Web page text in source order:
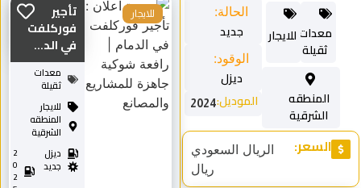
الحالة:
جديد
الوقود:
ديزل
الموديل:2024
المنطقه
الشرقية
معدات
ثقيلة
للايجار
السعر:
الريال السعودي
ريال
تأجير
فوركلفت
في الد...
معدات
ثقيلة
للايجار
المنطقه
الشرقية
ديزل
جديد
2
2
للايجار